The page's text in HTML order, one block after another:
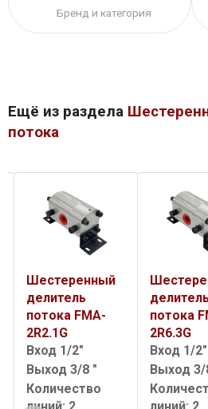
Бренд и категория
Ещё из раздела
потока
Шестеренный
делитель
потока FMA-
2R6.3G
Вход 1/2"
Выход 3/8 "
Количество
потока
2R8.8G
Вход 1/2"
Выход 3/